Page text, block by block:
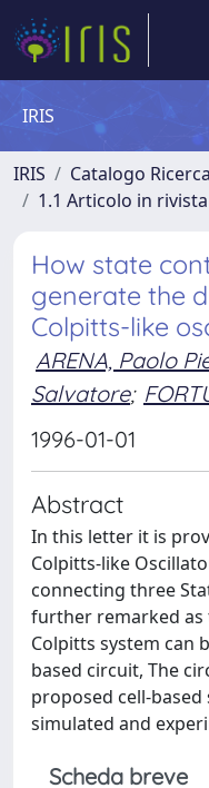
IRIS
IRIS Catalogo Ricerca
1.1 Articolo in rivista
How state
generate the
Colpitts-like
ARENA, Paolo
Salvatore;
1996-01-01
Abstract
In this letter it is
Colpitts-like
connecting three
further remarked as
Colpitts system can
based circuit, The
proposed cell-
simulated and
Scheda breve